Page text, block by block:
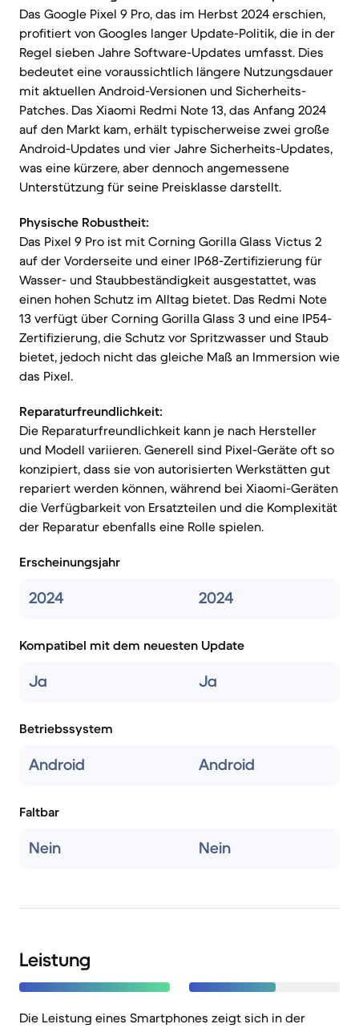
Das Google Pixel 9 Pro, das im Herbst 2024 erschien,
profitiert von Googles langer Update-Politik, die in der
Regel sieben Jahre Software-Updates umfasst. Dies
bedeutet eine voraussichtlich längere Nutzungsdauer
mit aktuellen Android-Versionen und Sicherheits-
Patches. Das Xiaomi Redmi Note 13, das Anfang 2024
auf den Markt kam, erhält typischerweise zwei große
Android-Updates und vier Jahre Sicherheits-Updates,
was eine kürzere, aber dennoch angemessene
Unterstützung für seine Preisklasse darstellt.
Physische Robustheit:
Das Pixel 9 Pro ist mit Corning Gorilla Glass Victus 2
auf der Vorderseite und einer IP68-Zertifizierung für
Wasser- und Staubbeständigkeit ausgestattet, was
einen hohen Schutz im Alltag bietet. Das Redmi Note
13 verfügt über Corning Gorilla Glass 3 und eine IP54-
Zertifizierung, die Schutz vor Spritzwasser und Staub
bietet, jedoch nicht das gleiche Maß an Immersion wie
das Pixel.
Reparaturfreundlichkeit:
Die Reparaturfreundlichkeit kann je nach Hersteller
und Modell variieren. Generell sind Pixel-Geräte oft so
konzipiert, dass sie von autorisierten Werkstätten gut
repariert werden können, während bei Xiaomi-Geräten
die Verfügbarkeit von Ersatzteilen und die Komplexität
der Reparatur ebenfalls eine Rolle spielen.
Erscheinungsjahr
2024 2024
Kompatibel mit dem neuesten Update
Ja Ja
Betriebssystem
Android Android
Faltbar
Nein Nein
Leistung
Die Leistung eines Smartphones zeigt sich in der